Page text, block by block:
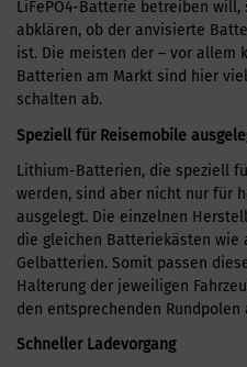
LiFePO4-Batterie betreiben
abklären, ob der anvisierte
ist. Die meisten der – vor allem
Batterien am Markt sind hier
schalten ab.
Speziell für Reisemobile
Lithium-Batterien, die speziell
werden, sind aber nicht nur für
ausgelegt. Die einzelnen
die gleichen Batteriekästen wie
Gelbatterien. Somit passen
Halterung der jeweiligen
den entsprechenden Rundpolen
Schneller Ladevorgang